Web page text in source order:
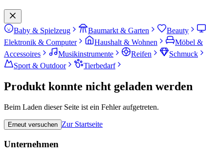
Baby & Spielzeug Baumarkt & Garten
Beauty
Elektronik & Computer
Haushalt & Wohnen
Möbel &
Accessoires
Musikinstrumente Reifen
Schmuck
Sport & Outdoor
Tierbedarf
Produkt konnte nicht geladen werden
Beim Laden dieser Seite ist ein Fehler aufgetreten.
Erneut versuchen Zur Startseite
Unternehmen